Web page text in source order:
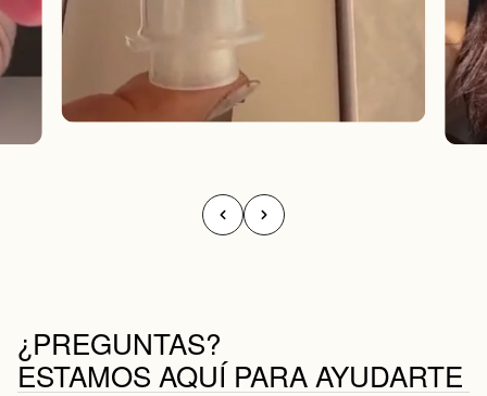
¿PREGUNTAS?
ESTAMOS AQUÍ PARA AYUDARTE